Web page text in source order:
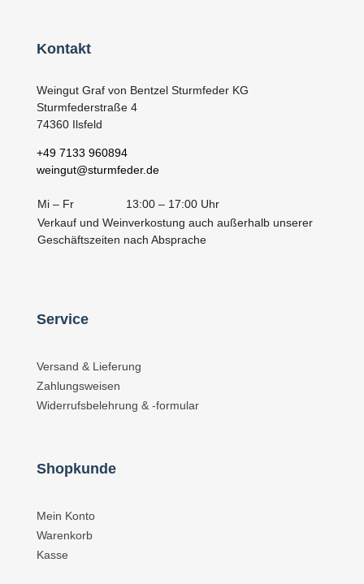
Kontakt
Weingut Graf von Bentzel Sturmfeder KG
Sturmfederstraße 4
74360 Ilsfeld
+49 7133 960894
weingut@sturmfeder.de
Mi – Fr
13:00 – 17:00 Uhr
Verkauf und Weinverkostung auch außerhalb unserer
Geschäftszeiten nach Absprache
Service
Versand & Lieferung
Zahlungsweisen
Widerrufsbelehrung & -formular
Shopkunde
Mein Konto
Warenkorb
Kasse